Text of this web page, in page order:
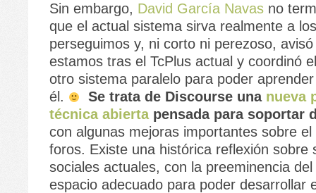
Sin embargo, David García Navas no
que el actual sistema sirva realmente a
perseguimos y, ni corto ni perezoso,
estamos tras el TcPlus actual y coordinó
otro sistema paralelo para poder
él.
Se trata de Discourse una nueva
técnica abiertapensada para soportar
con algunas mejoras importantes sobre
foros. Existe una histórica reflexión sobre
sociales actuales, con la preeminencia
espacio adecuado para poder desarrollar